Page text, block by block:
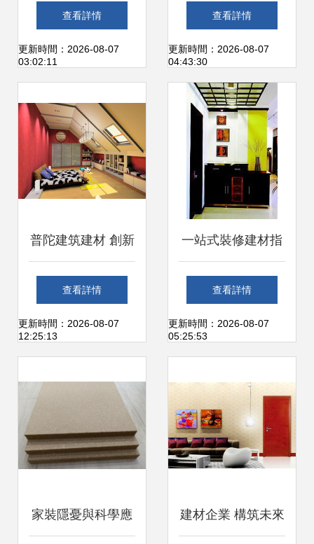
術與實用 現代裝修
建材的新選擇
查看詳情
更新時間：2026-08-07
03:02:11
專注品質與設計，
打造理想家居體驗
查看詳情
更新時間：2026-08-07
04:43:30
普陀建筑建材 創新
驅動綠色轉型，打
造品質工程新標桿
查看詳情
更新時間：2026-08-07
12:25:13
一站式裝修建材指
南 如何輕松搞定家
庭裝修
查看詳情
更新時間：2026-08-07
05:25:53
家裝隱憂與科學應 建材企業 構筑未來